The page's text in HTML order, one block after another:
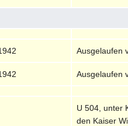
Ausgelaufen
Ausgelaufen
U 504, unter
den Kaiser